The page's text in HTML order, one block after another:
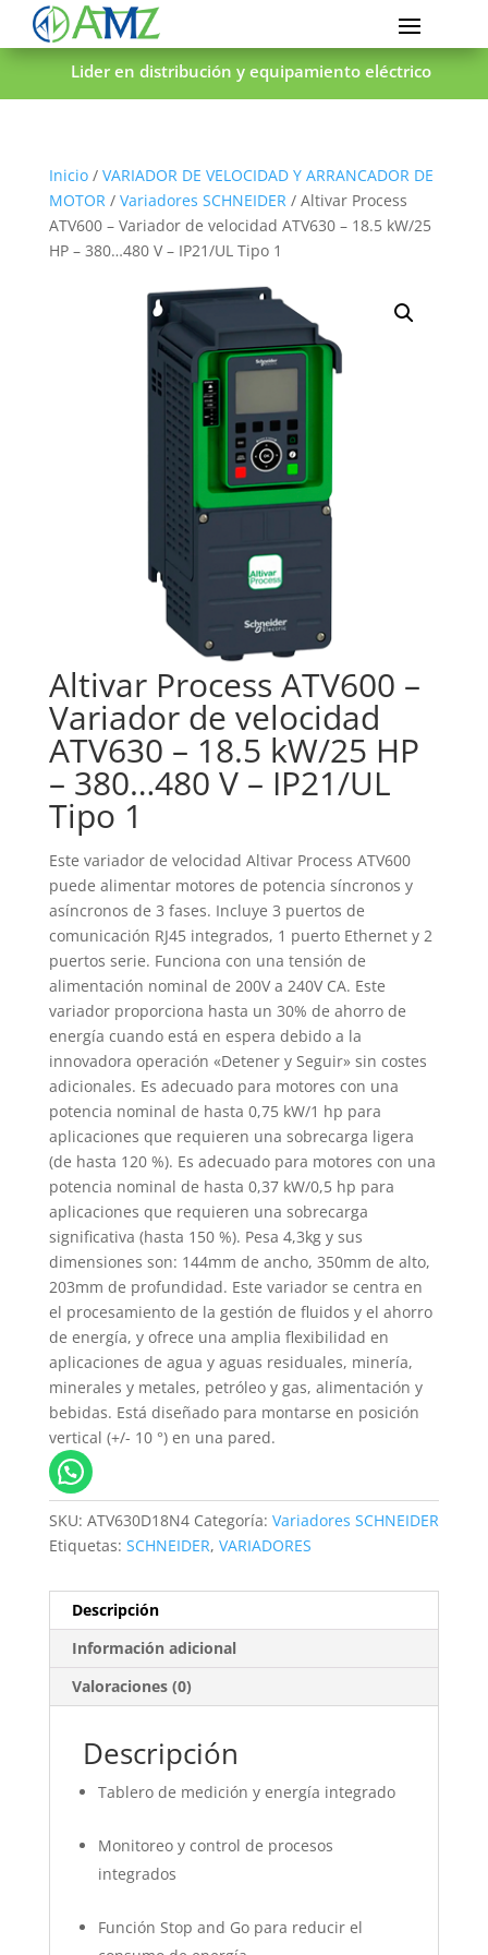
Lider en distribución y equipamiento eléctrico
Inicio/ VARIADOR DE VELOCIDAD Y ARRANCADOR DE
MOTOR/ Variadores SCHNEIDER/ Altivar Process
ATV600 – Variador de velocidad ATV630 – 18.5 kW/25
HP – 380…480 V – IP21/UL Tipo 1
Altivar Process ATV600 –
Variador de velocidad
ATV630 – 18.5 kW/25 HP
– 380…480 V – IP21/UL
Tipo 1
Este variador de velocidad Altivar Process ATV600
puede alimentar motores de potencia síncronos y
asíncronos de 3 fases. Incluye 3 puertos de
comunicación RJ45 integrados, 1 puerto Ethernet y 2
puertos serie. Funciona con una tensión de
alimentación nominal de 200V a 240V CA. Este
variador proporciona hasta un 30% de ahorro de
energía cuando está en espera debido a la
innovadora operación «Detener y Seguir» sin costes
adicionales. Es adecuado para motores con una
potencia nominal de hasta 0,75 kW/1 hp para
aplicaciones que requieren una sobrecarga ligera
(de hasta 120 %). Es adecuado para motores con una
potencia nominal de hasta 0,37 kW/0,5 hp para
aplicaciones que requieren una sobrecarga
significativa (hasta 150 %). Pesa 4,3kg y sus
dimensiones son: 144mm de ancho, 350mm de alto,
203mm de profundidad. Este variador se centra en
el procesamiento de la gestión de fluidos y el ahorro
de energía, y ofrece una amplia flexibilidad en
aplicaciones de agua y aguas residuales, minería,
minerales y metales, petróleo y gas, alimentación y
bebidas. Está diseñado para montarse en posición
vertical (+/- 10 °) en una pared.
SKU: ATV630D18N4 Categoría: Variadores SCHNEIDER
Etiquetas: SCHNEIDER, VARIADORES
Descripción
Información adicional
Valoraciones (0)
Descripción
Tablero de medición y energía integrado
Monitoreo y control de procesos
integrados
Función Stop and Go para reducir el